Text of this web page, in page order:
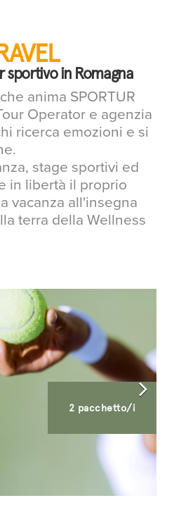
sportivo in Romagna
anima SPORTUR
Operator e agenzia
ricerca emozioni e si
stage sportivi ed
in libertà il proprio
vacanza all'insegna
terra della Wellness
2 pacchetto/i